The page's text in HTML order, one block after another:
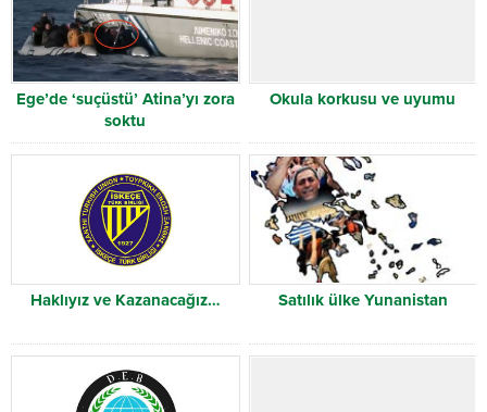
Ege’de ‘suçüstü’ Atina’yı zora
soktu
Okula korkusu ve uyumu
Haklıyız ve Kazanacağız… Satılık ülke Yunanistan